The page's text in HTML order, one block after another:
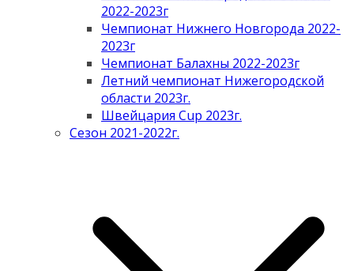
2022-2023г
Чемпионат Нижнего Новгорода 2022-
2023г
Чемпионат Балахны 2022-2023г
Летний чемпионат Нижегородской
области 2023г.
Швейцария Cup 2023г.
Сезон 2021-2022г.